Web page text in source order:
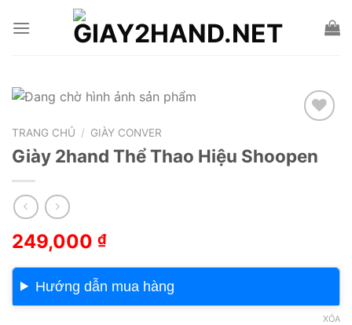
Add to wishlist
TRANG CHỦ / GIÀY CONVER
Giày 2hand Thể Thao Hiệu Shoopen
249,000 ₫
Hướng dẫn mua hàng
XÓA